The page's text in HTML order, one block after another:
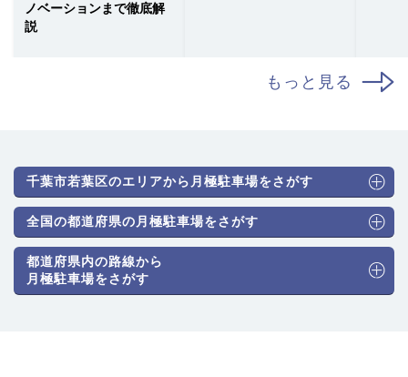
ノベーションまで徹底解
説
もっと見る
千葉市若葉区のエリアから月極駐車場をさがす
全国の都道府県の月極駐車場をさがす
都道府県内の路線から
月極駐車場をさがす